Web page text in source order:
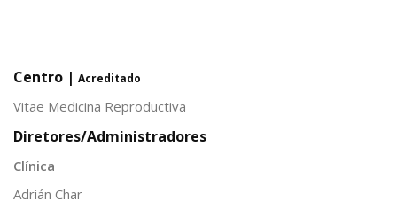
Centro | Acreditado
Vitae Medicina Reproductiva
Diretores/Administradores
Clínica
Adrián Char